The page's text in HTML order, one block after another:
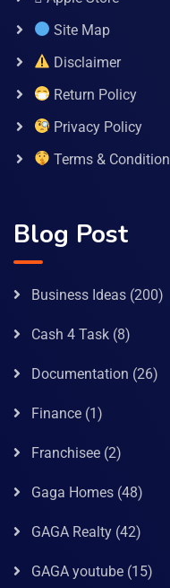
Site Map
Disclaimer
Return Policy
Privacy Policy
Terms & Condition
Blog Post
Business Ideas (200)
Cash 4 Task (8)
Documentation (26)
Finance (1)
Franchisee (2)
Gaga Homes (48)
GAGA Realty (42)
GAGA youtube (15)